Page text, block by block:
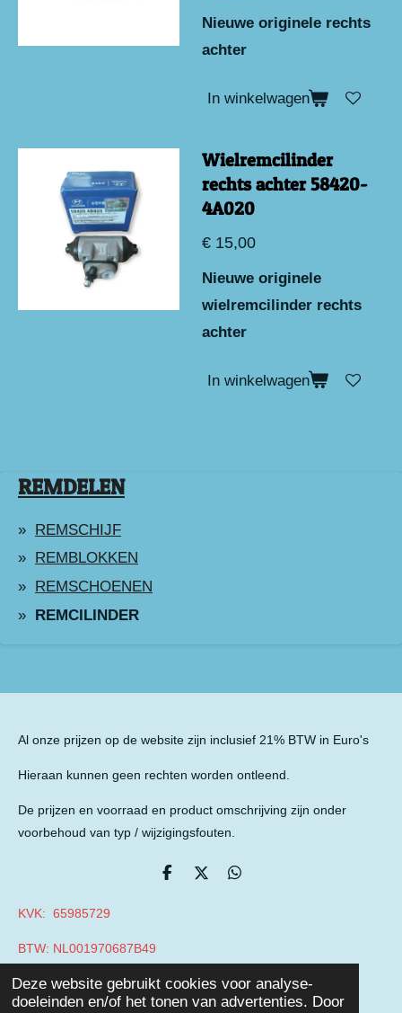
Deze website gebruikt cookies voor analyse-
doeleinden en/of het tonen van advertenties. Door
Nieuwe originele rechts
achter
In winkelwagen
Wielremcilinder
rechts achter 58420-
4A020
€ 15,00
Nieuwe originele
wielremcilinder rechts
achter
In winkelwagen
REMDELEN
REMSCHIJF
REMBLOKKEN
REMSCHOENEN
REMCILINDER
Al onze prijzen op de website zijn inclusief 21% BTW in Euro's
Hieraan kunnen geen rechten worden ontleend.
De prijzen en voorraad en product omschrijving zijn onder
voorbehoud van typ / wijzigingsfouten.
D
D
D
KVK: 65985729
BTW: NL001970687B49
Powered by JouwWeb